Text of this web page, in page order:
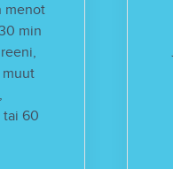
menot
min
muut
tai 60